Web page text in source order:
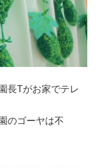
長Tがお家でテレ
のゴーヤは不